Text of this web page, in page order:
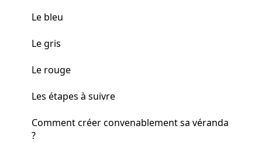
Le bleu
Le gris
Le rouge
Les étapes à suivre
Comment créer convenablement sa véranda
?